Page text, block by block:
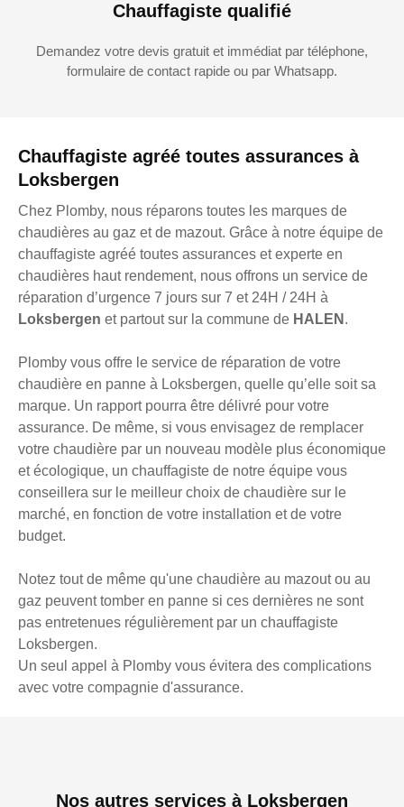
Chauffagiste agréé toutes assurances à
Loksbergen
Chez Plomby, nous réparons toutes les marques de
chaudières au gaz et de mazout. Grâce à notre équipe de
chauffagiste agréé toutes assurances et experte en
chaudières haut rendement, nous offrons un service de
réparation d’urgence 7 jours sur 7 et 24H / 24H à
Loksbergen et partout sur la commune de HALEN .
Plomby vous offre le service de réparation de votre
chaudière en panne à Loksbergen, quelle qu’elle soit sa
marque. Un rapport pourra être délivré pour votre
assurance. De même, si vous envisagez de remplacer
votre chaudière par un nouveau modèle plus économique
et écologique, un chauffagiste de notre équipe vous
conseillera sur le meilleur choix de chaudière sur le
marché, en fonction de votre installation et de votre
budget.
Notez tout de même qu'une chaudière au mazout ou au
gaz peuvent tomber en panne si ces dernières ne sont
pas entretenues régulièrement par un chauffagiste
Loksbergen.
Un seul appel à Plomby vous évitera des complications
avec votre compagnie d'assurance.
Chauffagiste qualifié
Demandez votre devis gratuit et immédiat par téléphone,
formulaire de contact rapide ou par Whatsapp.
Nos autres services à Loksbergen